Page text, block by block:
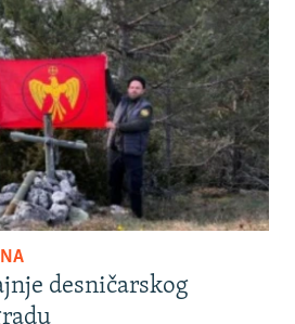
desničarskog